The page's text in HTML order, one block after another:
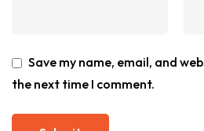
Save my name, email, and
the next time I comment.